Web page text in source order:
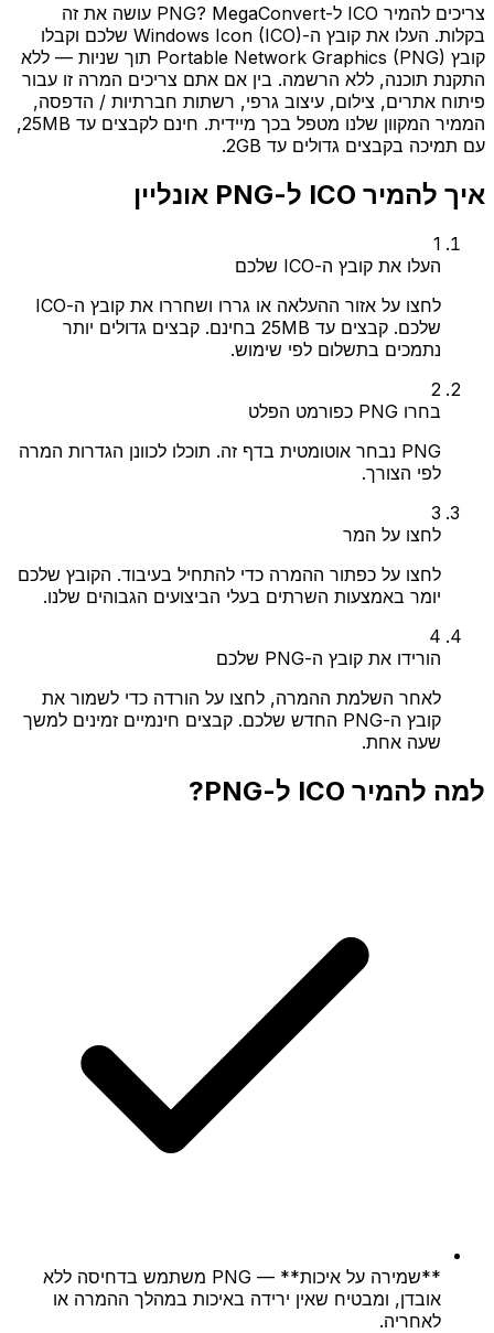
צריכים להמיר ICO ל-PNG? MegaConvert עושה את זה
בקלות. העלו את קובץ ה-Windows Icon (ICO) שלכם וקבלו
קובץ Portable Network Graphics (PNG) תוך שניות — ללא
התקנת תוכנה, ללא הרשמה. בין אם אתם צריכים המרה זו עבור
פיתוח אתרים, צילום, עיצוב גרפי, רשתות חברתיות / הדפסה,
הממיר המקוון שלנו מטפל בכך מיידית. חינם לקבצים עד 25MB,
עם תמיכה בקבצים גדולים עד 2GB.
איך להמיר ICO ל-PNG אונליין
1
העלו את קובץ ה-ICO שלכם
לחצו על אזור ההעלאה או גררו ושחררו את קובץ ה-ICO
שלכם. קבצים עד 25MB בחינם. קבצים גדולים יותר
נתמכים בתשלום לפי שימוש.
2
בחרו PNG כפורמט הפלט
PNG נבחר אוטומטית בדף זה. תוכלו לכוונן הגדרות המרה
לפי הצורך.
3
לחצו על המר
לחצו על כפתור ההמרה כדי להתחיל בעיבוד. הקובץ שלכם
יומר באמצעות השרתים בעלי הביצועים הגבוהים שלנו.
4
הורידו את קובץ ה-PNG שלכם
לאחר השלמת ההמרה, לחצו על הורדה כדי לשמור את
קובץ ה-PNG החדש שלכם. קבצים חינמיים זמינים למשך
שעה אחת.
למה להמיר ICO ל-PNG?
**שמירה על איכות** — PNG משתמש בדחיסה ללא
אובדן, ומבטיח שאין ירידה באיכות במהלך ההמרה או
לאחריה.